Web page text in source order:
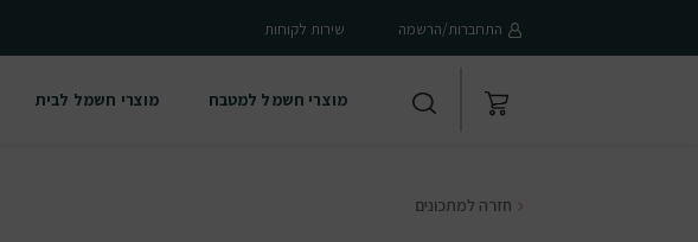
התחברות/הרשמה שירות לקוחות
מוצרי חשמל למטבח מוצרי חשמל לבית
חזרה למתכונים